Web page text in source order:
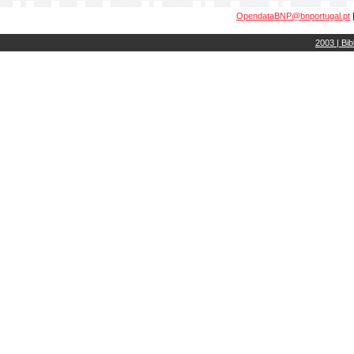
OpendataBNP@bnportugal.pt
2003 |